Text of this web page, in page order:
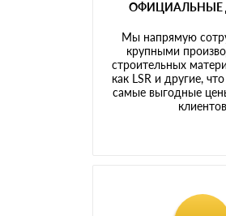
ОФИЦИАЛЬНЫЕ
Мы напрямую
крупными
строительных
как LSR и другие,
самые выгодные
клиентов